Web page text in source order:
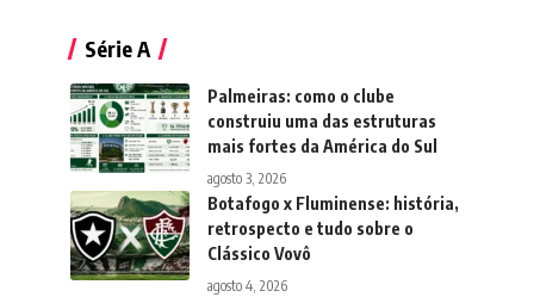
Série A
Palmeiras: como o clube
construiu uma das estruturas
mais fortes da América do Sul
agosto 3, 2026
Botafogo x Fluminense: história,
retrospecto e tudo sobre o
Clássico Vovô
agosto 4, 2026